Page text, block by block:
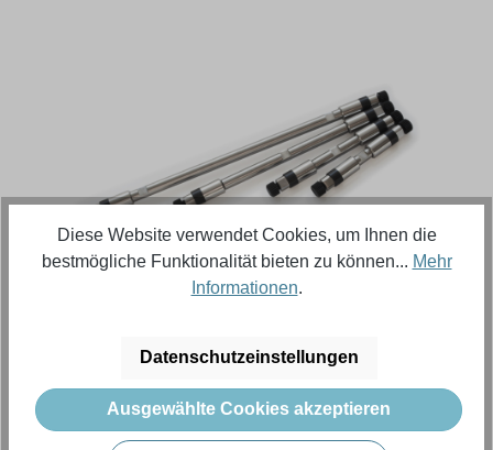
1.374,55 €
Preise exkl. MwSt. zzgl. Versandkosten
Diese Website verwendet Cookies, um Ihnen die
bestmögliche Funktionalität bieten zu können... Mehr
Informationen.
Datenschutzeinstellungen
Ausgewählte Cookies akzeptieren